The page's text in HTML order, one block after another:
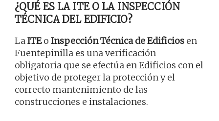
¿QUÉ ES LA ITE O LA INSPECCIÓN
TÉCNICA DEL EDIFICIO?
LaITEo Inspección Técnica de Edificios en
Fuentepinilla es una verificación
obligatoria que se efectúa en Edificios con el
objetivo de proteger la protección y el
correcto mantenimiento de las
construcciones e instalaciones.